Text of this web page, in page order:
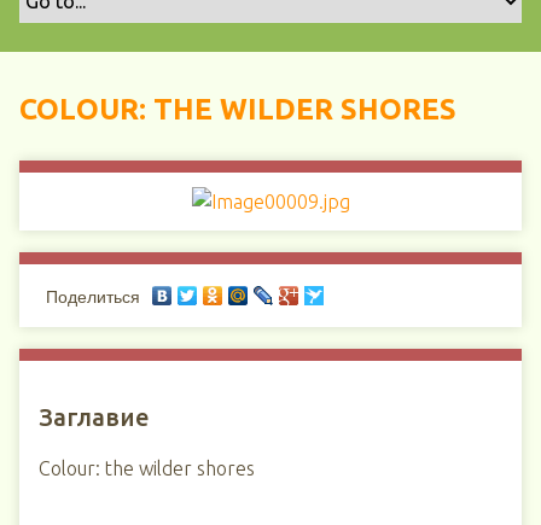
COLOUR: THE WILDER SHORES
Поделиться
Заглавие
Colour: the wilder shores